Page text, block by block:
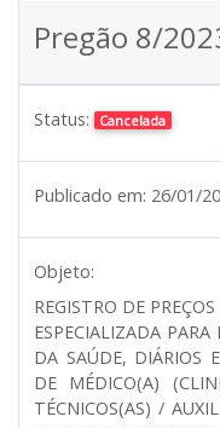
Pregão 8/
Status: Cancelada
Publicado em: 26/01/
Objeto:
REGISTRO DE
ESPECIALIZADA PARA
DA SAÚDE, DIÁRIOS
DE MÉDICO(A)
TÉCNICOS(AS) /